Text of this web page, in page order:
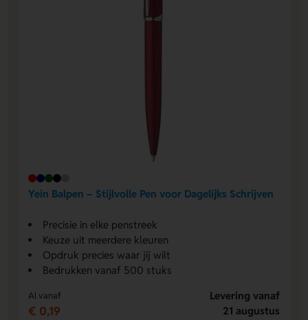
Yein Balpen – Stijlvolle Pen voor Dagelijks Schrijven
Precisie in elke penstreek
Keuze uit meerdere kleuren
Opdruk precies waar jij wilt
Bedrukken vanaf 500 stuks
Al vanaf
€ 0,19
Levering vanaf
21 augustus